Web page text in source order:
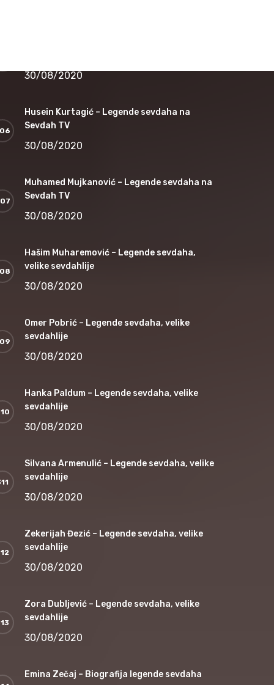
30/08/2020
Husein Kurtagić – Legende sevdaha na
Sevdah TV
30/08/2020
Muhamed Mujkanović – Legende sevdaha na
Sevdah TV
30/08/2020
Hašim Muharemović – Legende sevdaha,
velike sevdahlije
30/08/2020
Omer Pobrić – Legende sevdaha, velike
sevdahlije
30/08/2020
Hanka Paldum – Legende sevdaha, velike
sevdahlije
30/08/2020
Silvana Armenulić – Legende sevdaha, velike
sevdahlije
30/08/2020
Zekerijah Đezić – Legende sevdaha, velike
sevdahlije
30/08/2020
Zora Dubljević – Legende sevdaha, velike
sevdahlije
30/08/2020
Emina Zečaj – Biografija legende sevdaha